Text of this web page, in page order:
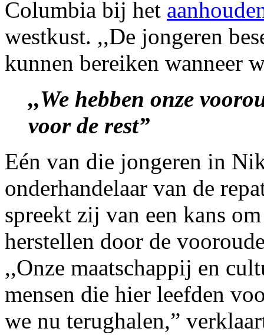
Columbia bij het
westkust. ,,De jongeren
kunnen bereiken wanneer
,,We hebben onze
voor de rest”
Eén van die jongeren in
onderhandelaar van de
spreekt zij van een kans
herstellen door de
,,Onze maatschappij en
mensen die hier leefden
we nu terughalen,”